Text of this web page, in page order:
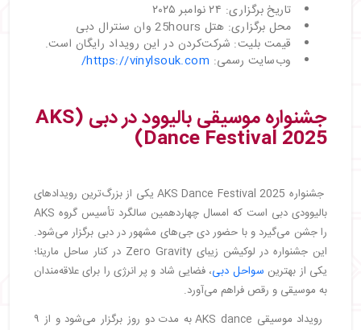
تاریخ برگزاری: ۲۴ نوامبر ۲۰۲۵
محل برگزاری: هتل 25hours وان سنترال دبی
قیمت بلیت: شرکت‌کردن در این رویداد رایگان است.
وب‌سایت رسمی: https://vinylsouk.com/
جشنواره موسیقی بالیوود در دبی (AKS
Dance Festival 2025)
جشنواره AKS Dance Festival 2025 یکی از بزرگ‌ترین رویدادهای
بالیوودی دبی است که امسال چهاردهمین سالگرد تأسیس گروه AKS
را جشن می‌گیرد و با حضور دی جی‌های مشهور در دبی برگزار می‌شود.
این جشنواره در لوکیشن زیبای Zero Gravity در کنار ساحل مارینا؛
یکی از بهترین سواحل دبی، فضایی شاد و پر انرژی را برای علاقه‌مندان
به موسیقی و رقص فراهم می‌آورد.
رویداد موسیقی AKS dance به مدت دو روز برگزار می‌شود و از ۹